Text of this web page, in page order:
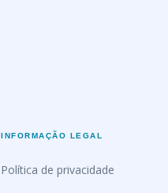
INFORMAÇÃO LEGAL
Política de privacidade